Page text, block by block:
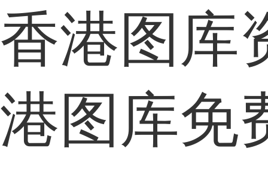
香港图库
港图库免
首页
电脑打印纸